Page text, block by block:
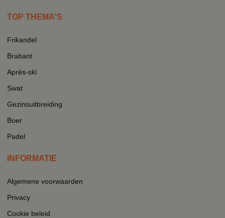
TOP THEMA'S
Frikandel
Brabant
Après-ski
Swat
Gezinsuitbreiding
Boer
Padel
INFORMATIE
Algemene voorwaarden
Privacy
Cookie beleid